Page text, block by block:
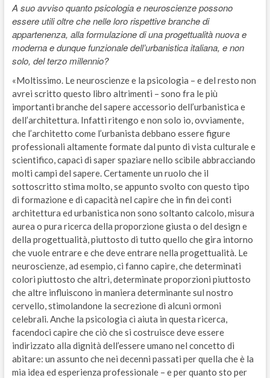
A suo avviso quanto psicologia e neuroscienze possono
essere utili oltre che nelle loro rispettive branche di
appartenenza, alla formulazione di una progettualità nuova e
moderna e dunque funzionale dell’urbanistica italiana, e non
solo, del terzo millennio?
«Moltissimo. Le neuroscienze e la psicologia – e del resto non
avrei scritto questo libro altrimenti – sono fra le più
importanti branche del sapere accessorio dell’urbanistica e
dell’architettura. Infatti ritengo e non solo io, ovviamente,
che l’architetto come l’urbanista debbano essere figure
professionali altamente formate dal punto di vista culturale e
scientifico, capaci di saper spaziare nello scibile abbracciando
molti campi del sapere. Certamente un ruolo che il
sottoscritto stima molto, se appunto svolto con questo tipo
di formazione e di capacità nel capire che in fin dei conti
architettura ed urbanistica non sono soltanto calcolo, misura
aurea o pura ricerca della proporzione giusta o del design e
della progettualità, piuttosto di tutto quello che gira intorno
che vuole entrare e che deve entrare nella progettualità. Le
neuroscienze, ad esempio, ci fanno capire, che determinati
colori piuttosto che altri, determinate proporzioni piuttosto
che altre influiscono in maniera determinante sul nostro
cervello, stimolandone la secrezione di alcuni ormoni
celebrali. Anche la psicologia ci aiuta in questa ricerca,
facendoci capire che ciò che si costruisce deve essere
indirizzato alla dignità dell’essere umano nel concetto di
abitare: un assunto che nei decenni passati per quella che è la
mia idea ed esperienza professionale – e per quanto sto per